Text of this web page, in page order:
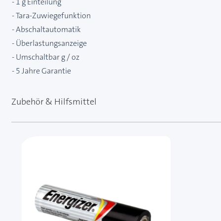
- Tara-Zuwiegefunktion
- Abschaltautomatik
- Überlastungsanzeige
- Umschaltbar g / oz
- 5 Jahre Garantie
Zubehör & Hilfsmittel